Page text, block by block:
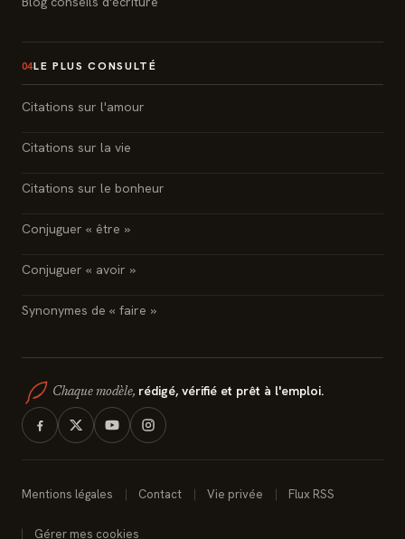
04LE PLUS CONSULTÉ
Citations sur l'amour
Citations sur la vie
Citations sur le bonheur
Conjuguer « être »
Conjuguer « avoir »
Synonymes de « faire »
Chaque modèle, rédigé, vérifié et prêt à l'emploi.
Mentions légales Contact Vie privée Flux RSS
Gérer mes cookies